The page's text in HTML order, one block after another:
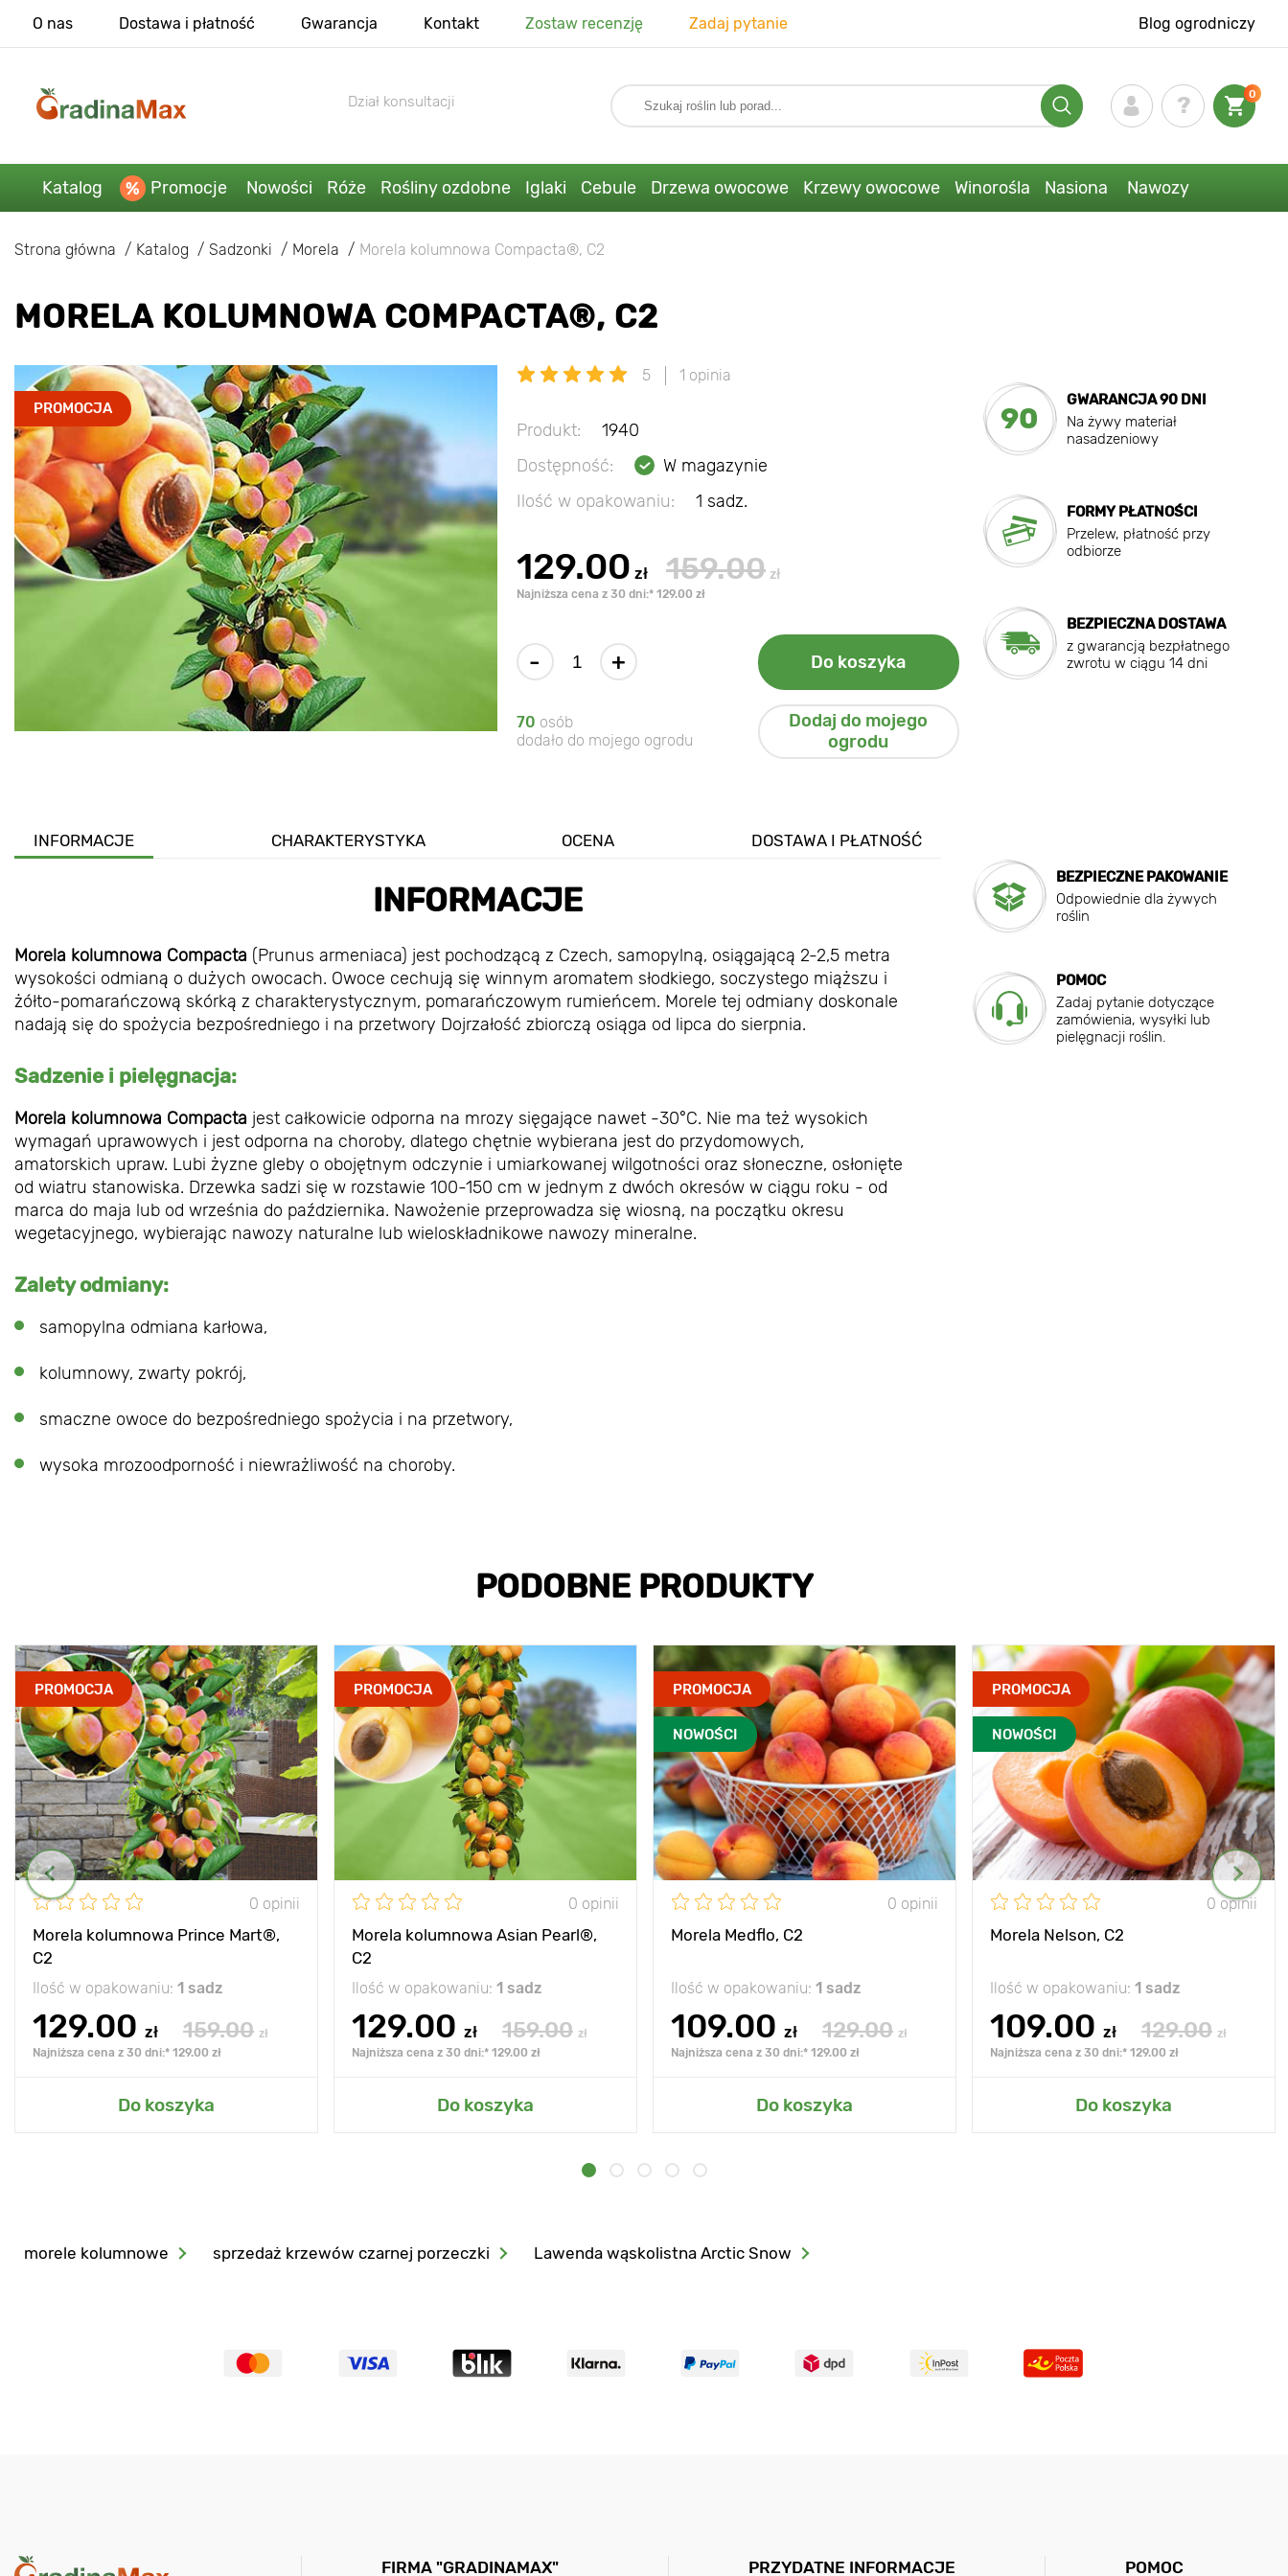
O nas Dostawa i płatność Gwarancja Kontakt Zostaw recenzję Zadaj pytanie Blog ogrodniczy
Dział konsultacji 0
Katalog Promocje Nowości Róże Rośliny ozdobne Iglaki Cebule Drzewa owocowe Krzewy owocowe Winorośla Nasiona Nawozy
Strona główna Katalog Sadzonki Morela Morela kolumnowa Compacta®, C2
MORELA KOLUMNOWA COMPACTA®, C2
PROMOCJA
5 1 opinia
Produkt:
1940
Dostępność:
W magazynie
Ilość w opakowaniu:
1 sadz.
129.00 zł 159.00 zł
Najniższa cena z 30 dni:* 129.00 zł
- + Do koszyka
70 osób
dodało do mojego ogrodu
Dodaj do mojego
ogrodu
90
GWARANCJA 90 DNI
Na żywy materiał
nasadzeniowy
FORMY PŁATNOŚCI
Przelew, płatność przy
odbiorze
BEZPIECZNA DOSTAWA
z gwarancją bezpłatnego
zwrotu w ciągu 14 dni
INFORMACJE CHARAKTERYSTYKA OCENA DOSTAWA I PŁATNOŚĆ
INFORMACJE
Morela kolumnowa Compacta (Prunus armeniaca) jest pochodzącą z Czech, samopylną, osiągającą 2-2,5 metra
wysokości odmianą o dużych owocach. Owoce cechują się winnym aromatem słodkiego, soczystego miąższu i
żółto-pomarańczową skórką z charakterystycznym, pomarańczowym rumieńcem. Morele tej odmiany doskonale
nadają się do spożycia bezpośredniego i na przetwory Dojrzałość zbiorczą osiąga od lipca do sierpnia.
Sadzenie i pielęgnacja:
Morela kolumnowa Compacta jest całkowicie odporna na mrozy sięgające nawet -30°C. Nie ma też wysokich
wymagań uprawowych i jest odporna na choroby, dlatego chętnie wybierana jest do przydomowych,
amatorskich upraw. Lubi żyzne gleby o obojętnym odczynie i umiarkowanej wilgotności oraz słoneczne, osłonięte
od wiatru stanowiska. Drzewka sadzi się w rozstawie 100-150 cm w jednym z dwóch okresów w ciągu roku - od
marca do maja lub od września do października. Nawożenie przeprowadza się wiosną, na początku okresu
wegetacyjnego, wybierając nawozy naturalne lub wieloskładnikowe nawozy mineralne.
Zalety odmiany:
samopylna odmiana karłowa,
kolumnowy, zwarty pokrój,
smaczne owoce do bezpośredniego spożycia i na przetwory,
wysoka mrozoodporność i niewrażliwość na choroby.
BEZPIECZNE PAKOWANIE
Odpowiednie dla żywych
roślin
POMOC
Zadaj pytanie dotyczące
zamówienia, wysyłki lub
pielęgnacji roślin.
PODOBNE PRODUKTY
PROMOCJA
0 opinii
Morela kolumnowa Prince Mart®,
C2
Ilość w opakowaniu: 1 sadz
129.00 zł 159.00 zł
Najniższa cena z 30 dni:* 129.00 zł
Do koszyka
PROMOCJA
0 opinii
Morela kolumnowa Asian Pearl®,
C2
Ilość w opakowaniu: 1 sadz
129.00 zł 159.00 zł
Najniższa cena z 30 dni:* 129.00 zł
Do koszyka
PROMOCJA
NOWOŚCI
0 opinii
Morela Medflo, C2
Ilość w opakowaniu: 1 sadz
109.00 zł 129.00 zł
Najniższa cena z 30 dni:* 129.00 zł
Do koszyka
PROMOCJA
NOWOŚCI
0 opinii
Morela Nelson, C2
Ilość w opakowaniu: 1 sadz
109.00 zł 129.00 zł
Najniższa cena z 30 dni:* 129.00 zł
Do koszyka
morele kolumnowe sprzedaż krzewów czarnej porzeczki Lawenda wąskolistna Arctic Snow
FIRMA "GRADINAMAX" PRZYDATNE INFORMACJE POMOC